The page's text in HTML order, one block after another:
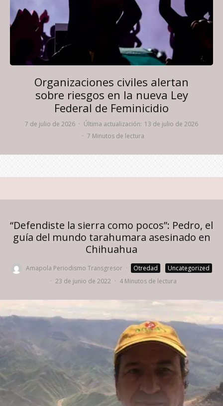
Organizaciones civiles alertan
sobre riesgos en la nueva Ley
Federal de Feminicidio
7 de julio de 2026 · Última actualización: 13 de julio de 2026
· 7 Minutos de lectura
“Defendiste la sierra como pocos”: Pedro, el
guía del mundo tarahumara asesinado en
Chihuahua
Amapola Periodismo Transgresor · Otredad
Uncategorized
· 23 de junio de 2022 · 4 Minutos de lectura